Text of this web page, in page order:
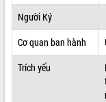
UBND CÁC XÃ, PHƯỜNG
THÔNG TIN CHỈ ĐẠO ĐIỀU
HỆ THỐNG VĂN BẢN
Người Ký
Cơ quan ban hành
Trích yếu